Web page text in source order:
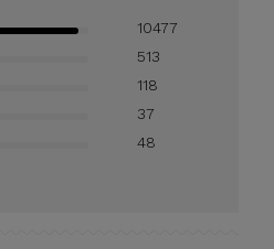
10477
513
118
37
48